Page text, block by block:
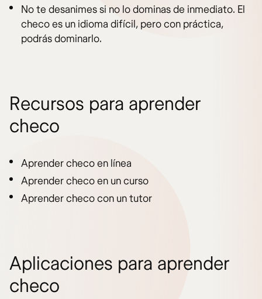
No te desanimes si no lo dominas de inmediato. El
checo es un idioma difícil, pero con práctica,
podrás dominarlo.
Recursos para aprender
checo
Aprender checo en línea
Aprender checo en un curso
Aprender checo con un tutor
Aplicaciones para aprender
checo